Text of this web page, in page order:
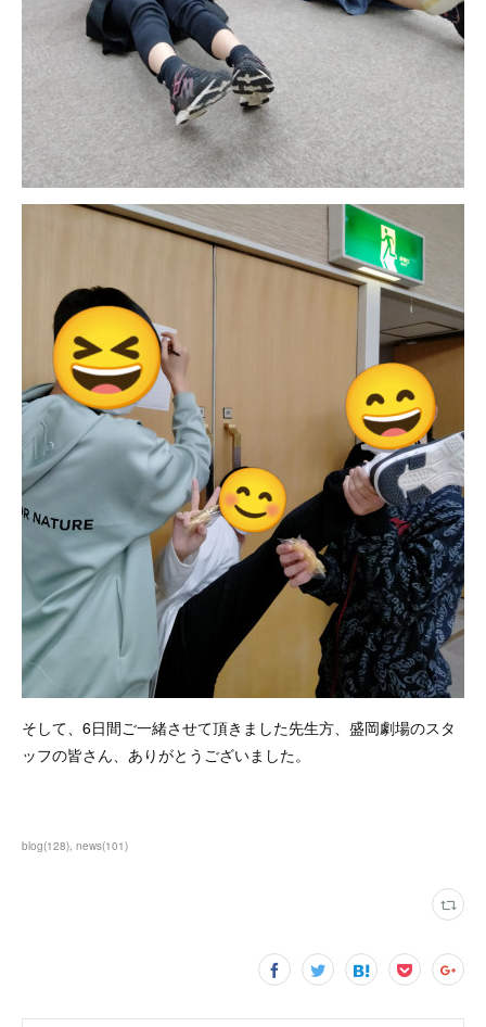
そして、6日間ご一緒させて頂きました先生方、盛岡劇場のスタ
ッフの皆さん、ありがとうございました。
blog(128) news(101)